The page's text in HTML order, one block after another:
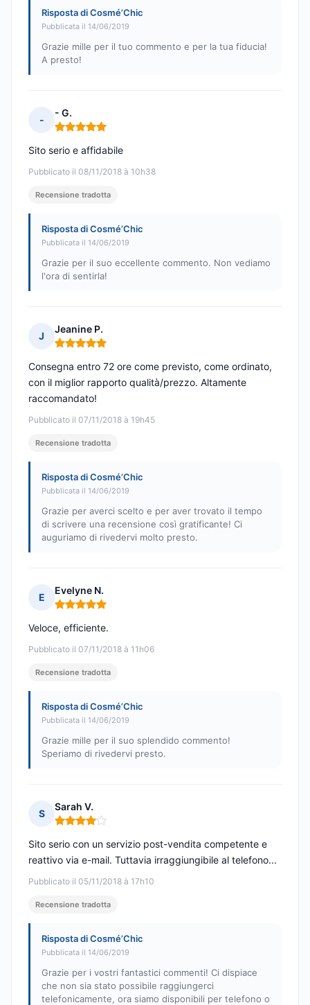
Risposta di Cosmé’Chic
Pubblicata il 14/06/2019
Grazie mille per il tuo commento e per la tua fiducia!
A presto!
-
- G.
Nota: 5 su 5
Pubblicato il 08/11/2018 à 10h38
Sito serio e affidabile
Recensione tradotta
Risposta di Cosmé’Chic
Pubblicata il 14/06/2019
Grazie per il suo eccellente commento. Non vediamo
l'ora di sentirla!
J
Jeanine P.
Nota: 5 su 5
Pubblicato il 07/11/2018 à 19h45
Consegna entro 72 ore come previsto, come ordinato,
con il miglior rapporto qualità/prezzo. Altamente
raccomandato!
Recensione tradotta
Risposta di Cosmé’Chic
Pubblicata il 14/06/2019
Grazie per averci scelto e per aver trovato il tempo
di scrivere una recensione così gratificante! Ci
auguriamo di rivedervi molto presto.
E
Evelyne N.
Nota: 5 su 5
Pubblicato il 07/11/2018 à 11h06
Veloce, efficiente.
Recensione tradotta
Risposta di Cosmé’Chic
Pubblicata il 14/06/2019
Grazie mille per il suo splendido commento!
Speriamo di rivedervi presto.
S
Sarah V.
Nota: 4 su 5
Pubblicato il 05/11/2018 à 17h10
Sito serio con un servizio post-vendita competente e
reattivo via e-mail. Tuttavia irraggiungibile al telefono...
Recensione tradotta
Risposta di Cosmé’Chic
Pubblicata il 14/06/2019
Grazie per i vostri fantastici commenti! Ci dispiace
che non sia stato possibile raggiungerci
telefonicamente, ora siamo disponibili per telefono o